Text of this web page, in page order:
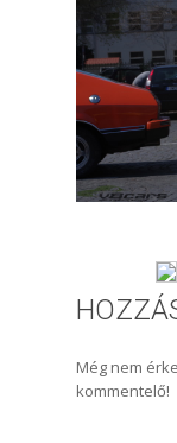
Még nem
kommentelő!